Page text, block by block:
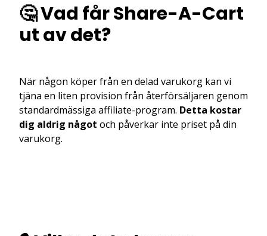
🤔 Vad får Share-A-Cart
ut av det?
När någon köper från en delad varukorg kan vi
tjäna en liten provision från återförsäljaren genom
standardmässiga affiliate-program. Detta kostar
dig aldrig något och påverkar inte priset på din
varukorg.